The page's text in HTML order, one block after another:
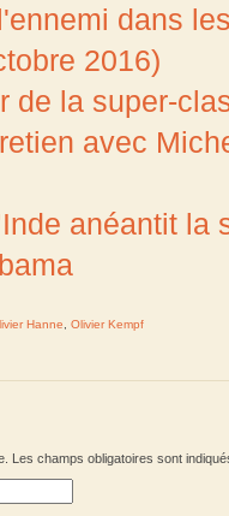
dans
2016)
de la super-
avec
anéantit
Hanne Olivier Kempf
Les champs obligatoires sont